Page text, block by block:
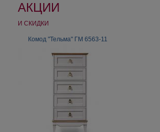
АКЦИИ
И СКИДКИ
Комод СВ-314 "Гавана"
Комод "Тельма" ГМ 6563-11